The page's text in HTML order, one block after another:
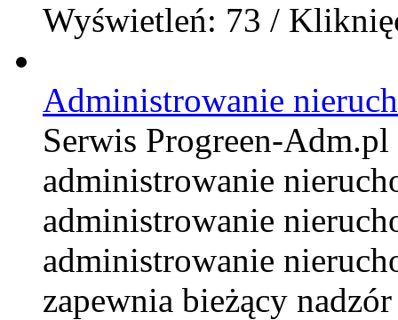
Wyświetleń: 73 /
Administrowanie
Serwis Progreen-
administrowanie
administrowanie
administrowanie
zapewnia bieżący